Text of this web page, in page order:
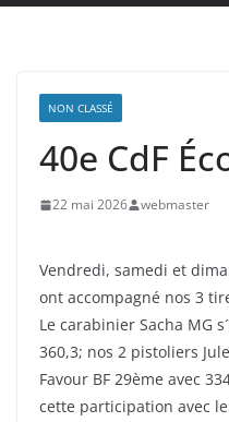
NON CLASSÉ
40e CdF
22 mai 2026 webmaster
Vendredi, samedi et
ont accompagné nos 3
Le carabinier Sacha MG
360,3; nos 2 pistoliers
Favour BF 29ème avec
cette participation avec